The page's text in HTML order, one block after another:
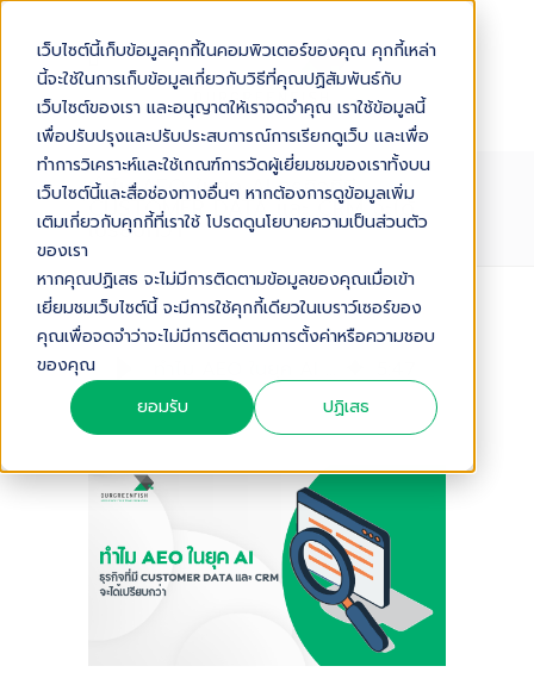
เว็บไซต์นี้เก็บข้อมูลคุกกี้ในคอมพิวเตอร์ของคุณ คุกกี้เหล่า
นี้จะใช้ในการเก็บข้อมูลเกี่ยวกับวิธีที่คุณปฏิสัมพันธ์กับ
เว็บไซต์ของเรา และอนุญาตให้เราจดจำคุณ เราใช้ข้อมูลนี้
เพื่อปรับปรุงและปรับประสบการณ์การเรียกดูเว็บ และเพื่อ
ทำการวิเคราะห์และใช้เกณฑ์การวัดผู้เยี่ยมชมของเราทั้งบน
เว็บไซต์นี้และสื่อช่องทางอื่นๆ หากต้องการดูข้อมูลเพิ่ม
เติมเกี่ยวกับคุกกี้ที่เราใช้ โปรดดูนโยบายความเป็นส่วนตัว
ของเรา
หากคุณปฏิเสธ จะไม่มีการติดตามข้อมูลของคุณเมื่อเข้า
เยี่ยมชมเว็บไซต์นี้ จะมีการใช้คุกกี้เดียวในเบราว์เซอร์ของ
คุณเพื่อจดจำว่าจะไม่มีการติดตามการตั้งค่าหรือความชอบ
ของคุณ
ยอมรับ
ปฏิเสธ
ทำไม AEO ในยุค AI ธุรกิจที่มี
CUSTOMER DATA และ CRM จะได้
เปรียบกว่า
Audio Version